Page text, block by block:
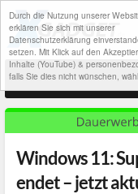
Durch die Nutzung unserer
erklären Sie sich mit unserer
Datenschutzerklärung
setzen. Mit Klick auf den
Inhalte (YouTube) &
falls Sie dies nicht wünschen,
Windows 11:
endet – jetzt